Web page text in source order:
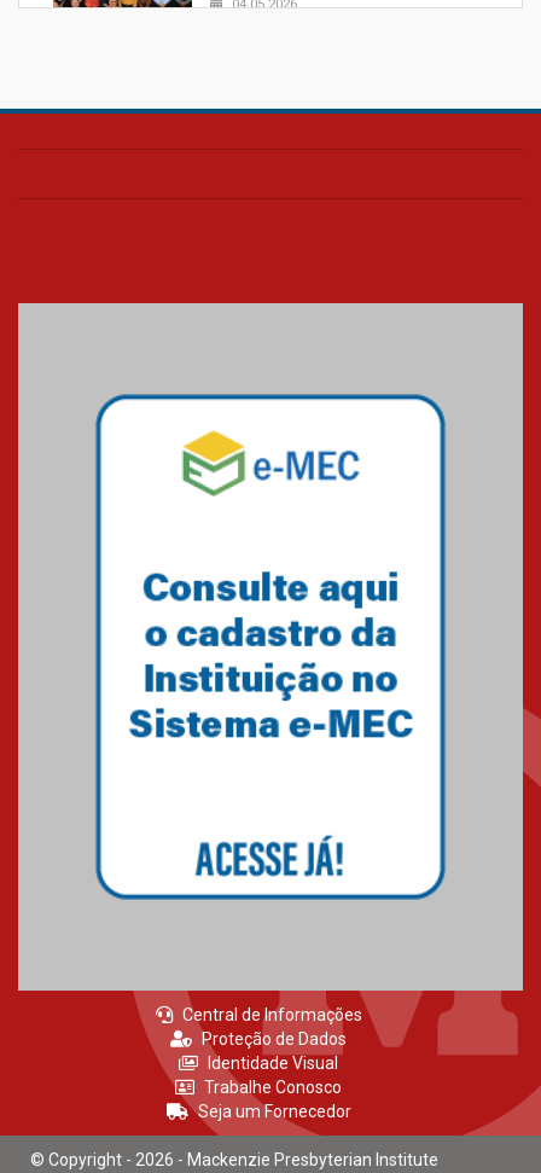
04.05.2026
Confira como foi o culto mensal
Mackenzie mobiliza campanha
solidária para apoiar famílias em
Minas Gerais
Primeiro culto do ano ressalta o
27.02.2026
Central de Informações
Proteção de Dados
Identidade Visual
Trabalhe Conosco
Seja um Fornecedor
© Copyright - 2026 - Mackenzie Presbyterian Institute